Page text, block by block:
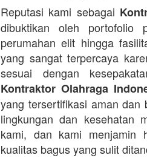
Reputasi kami sebagai
dibuktikan oleh portofolio
perumahan elit hingga
yang sangat terpercaya
sesuai dengan
Kontraktor Olahraga
yang tersertifikasi aman dan
lingkungan dan kesehatan
kami, dan kami menjamin
kualitas bagus yang sulit